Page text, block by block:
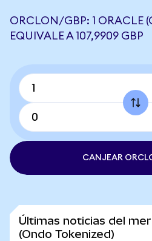
ORCLON/GBP: 1 ORACLE
EQUIVALE A 107,9909 GBP
CANJEAR
Últimas noticias del
(Ondo Tokenized)